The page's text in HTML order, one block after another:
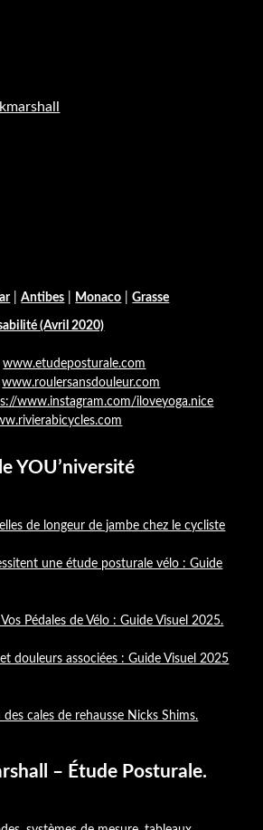
|Antibes Monaco |Grasse
(Avril 2020)
www.etudeposturale.com
www.roulersansdouleur.com
www.instagram.com/iloveyoga.nice
YOU’niversité
de longeur de jambe chez le cycliste
une étude posturale vélo : Guide
Pédales de Vélo : Guide Visuel 2025.
douleurs associées : Guide Visuel 2025
cales de rehausse Nicks Shims.
– Étude Posturale.